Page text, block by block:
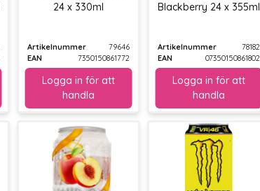
24 x 330ml
Artikelnummer
79646
EAN
7350150861772
Blackberry 24 x 355ml
Artikelnummer
78182
EAN
07350150861802